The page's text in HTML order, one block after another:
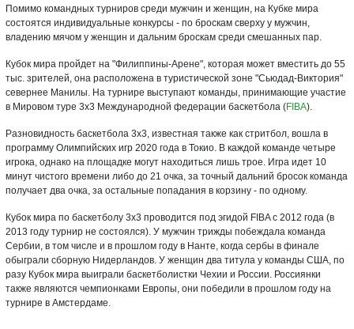
Помимо командных турниров среди мужчин и женщин, на Кубке мира
состоятся индивидуальные конкурсы - по броскам сверху у мужчин,
владению мячом у женщин и дальним броскам среди смешанных пар.
Кубок мира пройдет на "Филиппины-Арене", которая может вместить до 55
тыс. зрителей, она расположена в туристической зоне "Сьюдад-Виктория"
севернее Манилы. На турнире выступают команды, принимающие участие
в Мировом туре 3х3 Международной федерации баскетбола (FIBA).
Разновидность баскетбола 3х3, известная также как стритбол, вошла в
программу Олимпийских игр 2020 года в Токио. В каждой команде четыре
игрока, однако на площадке могут находиться лишь трое. Игра идет 10
минут чистого времени либо до 21 очка, за точный дальний бросок команда
получает два очка, за остальные попадания в корзину - по одному.
Кубок мира по баскетболу 3х3 проводится под эгидой FIBA с 2012 года (в
2013 году турнир не состоялся). У мужчин трижды побеждала команда
Сербии, в том числе и в прошлом году в Нанте, когда сербы в финале
обыграли сборную Нидерландов. У женщин два титула у команды США, по
разу Кубок мира выиграли баскетболистки Чехии и России. Россиянки
также являются чемпионками Европы, они победили в прошлом году на
турнире в Амстердаме.